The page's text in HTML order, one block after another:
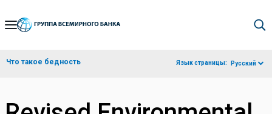
Skip
Navigation
Что такое бедность Язык страницы: Русский